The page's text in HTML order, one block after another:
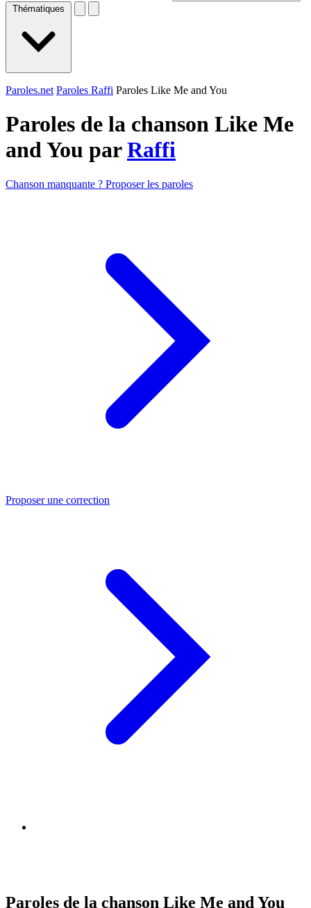
Thématiques
Paroles.net Paroles Raffi Paroles Like Me and You
Paroles de la chanson Like Me
and You parRaffi
Chanson manquante ? Proposer les paroles
Proposer une correction
Paroles de la chanson Like Me and You